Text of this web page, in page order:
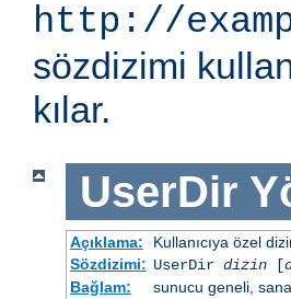
http://
sözdizimi
kılar.
UserDir
Açıklama:
Kullanıcıya özel
Sözdizimi: UserDir dizin[
Bağlam:
sunucu geneli,